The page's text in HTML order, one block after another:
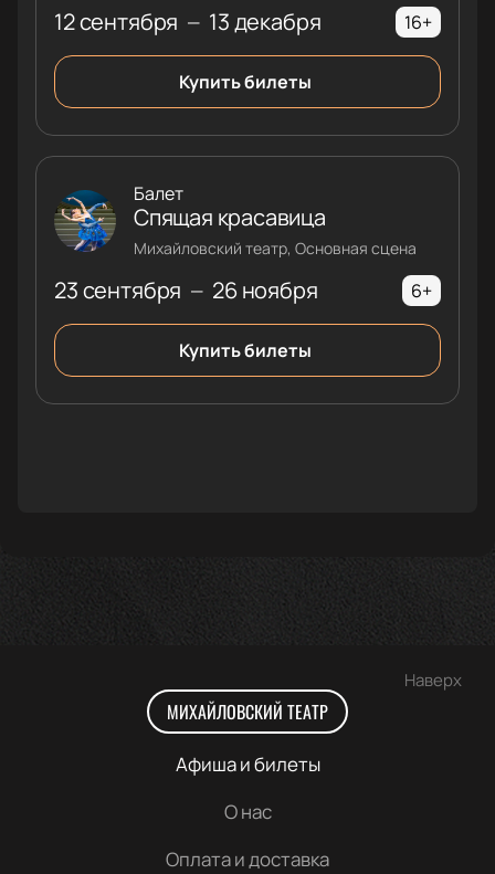
12 сентября — 13 декабря 16+
Купить билеты
23 сентября — 26 ноября
Балет
Спящая красавица
Михайловский театр, Основная сцена
6+
Купить билеты
Наверх
МИХАЙЛОВСКИЙ ТЕАТР
Афиша и билеты
О нас
Оплата и доставка